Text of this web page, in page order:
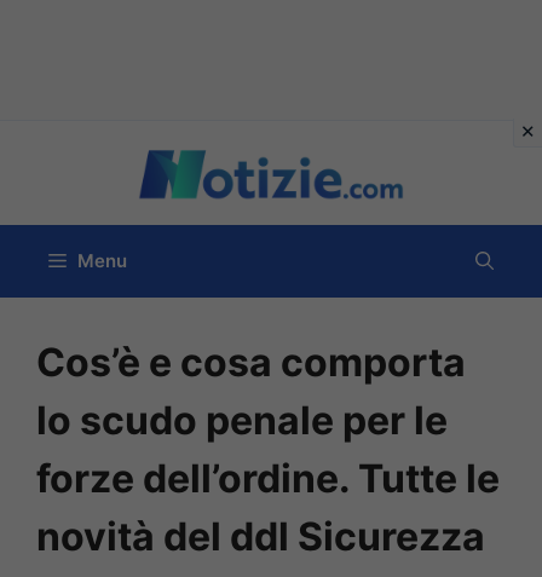
contenuto
Menu
Cos’è e cosa comporta
lo scudo penale per le
forze dell’ordine. Tutte le
novità del ddl Sicurezza